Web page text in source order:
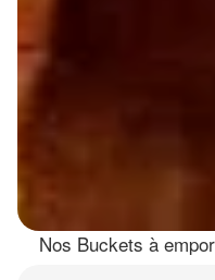
Nos Buckets à